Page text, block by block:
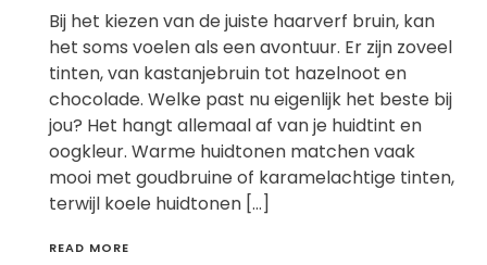
Bij het kiezen van de juiste haarverf bruin, kan
het soms voelen als een avontuur. Er zijn zoveel
tinten, van kastanjebruin tot hazelnoot en
chocolade. Welke past nu eigenlijk het beste bij
jou? Het hangt allemaal af van je huidtint en
oogkleur. Warme huidtonen matchen vaak
mooi met goudbruine of karamelachtige tinten,
terwijl koele huidtonen […]
READ MORE